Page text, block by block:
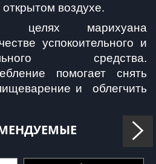
воздухе.
целях марихуана
успокоительного и
средства.
помогает снять
и  облегчить